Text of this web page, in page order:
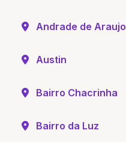
Andrade de Araujo
Austin
Bairro Chacrinha
Bairro da Luz